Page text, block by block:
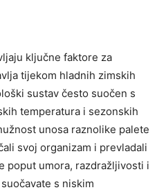
ključne faktore za
tijekom hladnih zimskih
sustav često suočen s
temperatura i sezonskih
unosa raznolike palete
svoj organizam i prevladali
poput umora, razdražljivosti i
s niskim